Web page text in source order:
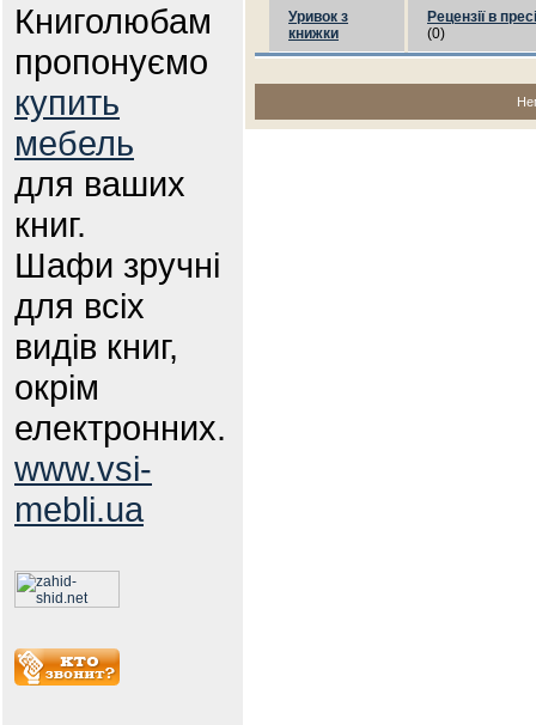
Книголюбам
пропонуємо
купить
мебель
для ваших
книг.
Шафи зручні
для всіх
видів книг,
окрім
електронних.
www.vsi-
mebli.ua
Уривок з
книжки
Рецензії в пресі
(0)